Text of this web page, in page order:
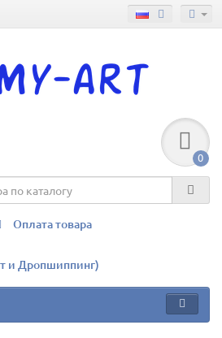
0
Оплата товара
и Дропшиппинг)